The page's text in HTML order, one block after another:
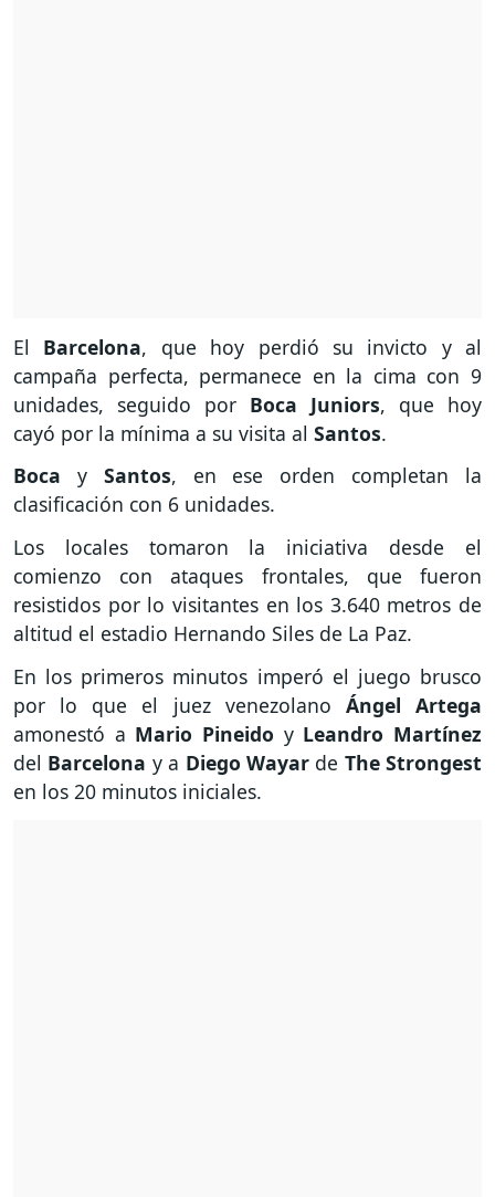
El Barcelona, que hoy perdió su invicto y al
campaña perfecta, permanece en la cima con 9
unidades, seguido por Boca Juniors, que hoy
cayó por la mínima a su visita al Santos.
Boca y Santos, en ese orden completan la
clasificación con 6 unidades.
Los locales tomaron la iniciativa desde el
comienzo con ataques frontales, que fueron
resistidos por lo visitantes en los 3.640 metros de
altitud el estadio Hernando Siles de La Paz.
En los primeros minutos imperó el juego brusco
por lo que el juez venezolano Ángel Artega
amonestó a Mario Pineido y Leandro Martínez
del Barcelona y a Diego Wayarde The Strongest
en los 20 minutos iniciales.